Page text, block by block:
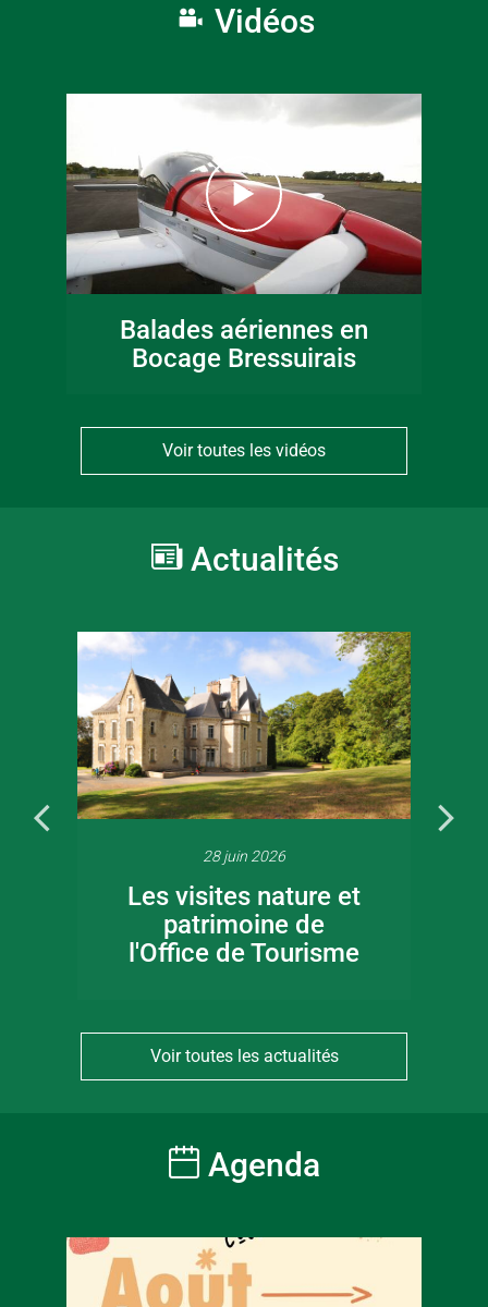
Vidéos
Balades aériennes en
Bocage Bressuirais
Voir toutes les vidéos
Actualités
28 juin 2026
Les visites nature et
patrimoine de
l'Office de Tourisme
Voir toutes les actualités
Agenda